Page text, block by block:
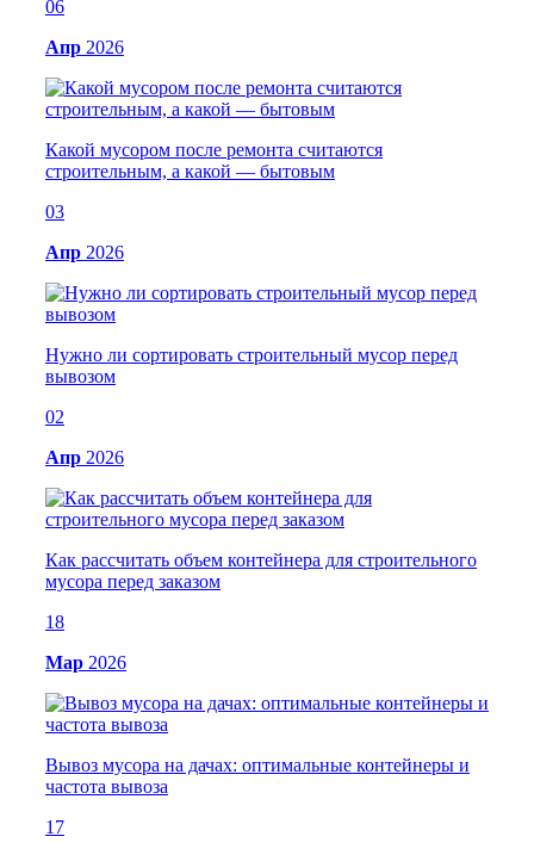
06
Апр 2026
Какой мусором после ремонта считаются
строительным, а какой — бытовым
03
Апр 2026
Нужно ли сортировать строительный мусор перед
вывозом
02
Апр 2026
Как рассчитать объем контейнера для строительного
мусора перед заказом
18
Мар 2026
Вывоз мусора на дачах: оптимальные контейнеры и
частота вывоза
17